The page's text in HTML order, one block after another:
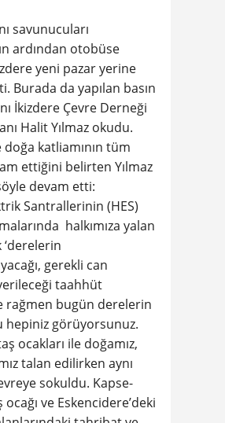
savunucuları
ardından otobüse
yeni pazar yerine
Burada da yapılan basın
İkizdere Çevre Derneği
Halit Yılmaz okudu.
doğa katliamının tüm
ettiğini belirten Yılmaz
devam etti:
Santrallerinin (HES)
halkımıza yalan
gerekli can
taahhüt
rağmen bugün derelerin
hepiniz görüyorsunuz.
ocakları ile doğamız,
talan edilirken aynı
sokuldu. Kapse-
ocağı ve Eskencidere’deki